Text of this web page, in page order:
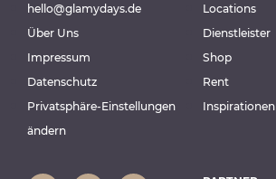
hello@glamydays.de
Über Uns
Impressum
Datenschutz
Privatsphäre-Einstellungen
ändern
Locations
Dienstleister
Shop
Rent
Inspirationen